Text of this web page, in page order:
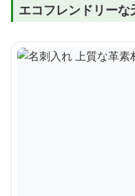
エコフレンドリー